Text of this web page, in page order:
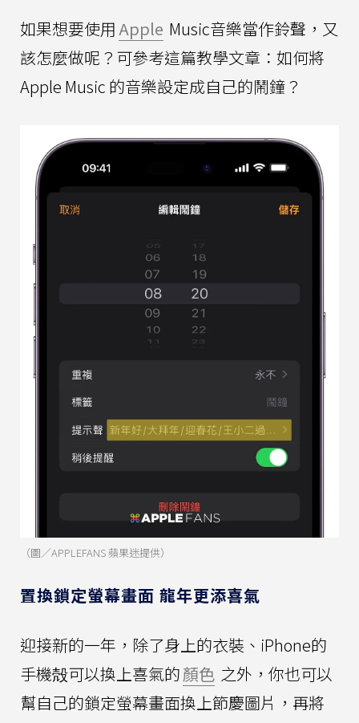
如果想要使用 Apple Music音樂當作鈴聲，又
該怎麼做呢？可參考這篇教學文章：如何將
Apple Music 的音樂設定成自己的鬧鐘？
（圖／APPLEFANS 蘋果迷提供）
置換鎖定螢幕畫面 龍年更添喜氣
迎接新的一年，除了身上的衣裝、iPhone的
手機殻可以換上喜氣的顏色 之外，你也可以
幫自己的鎖定螢幕畫面換上節慶圖片，再將